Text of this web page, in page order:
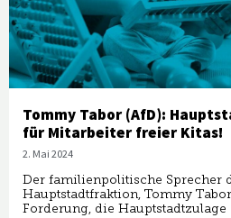
Tommy Tabor (AfD):
für Mitarbeiter freier Kitas!
2. Mai 2024
Der familienpolitische Sprecher
Hauptstadtfraktion, Tommy
Forderung, die Hauptstadtzulage